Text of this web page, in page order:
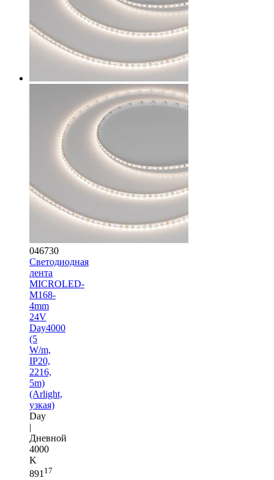
046730
Светодиодная
лента
MICROLED-
M168-
4mm
24V
Day4000
(5
W/m,
IP20,
2216,
5m)
(Arlight,
узкая)
Day
|
Дневной
4000
K
891 17